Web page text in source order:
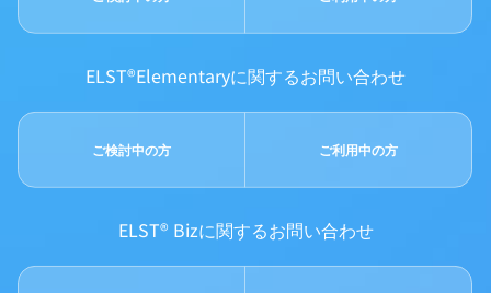
ELST®Elementaryに関するお問い合わせ
ご検討中の方 ご利用中の方
ELST® Bizに関するお問い合わせ